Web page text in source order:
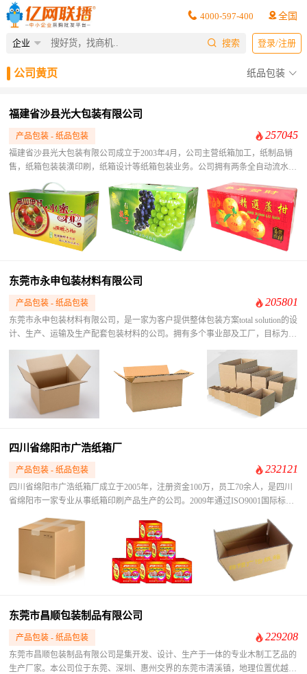
全国
4000-597-400
企业 搜索 登录/注册
公司黄页 纸品包装
福建省沙县光大包装有限公司
产品包装 - 纸品包装 257045
福建省沙县光大包装有限公司成立于2003年4月，公司主营纸箱加工，纸制品销
售，纸箱包装装潢印刷，纸箱设计等纸箱包装业务。公司拥有两条全自动流水作
业生产线，WCX-1600五层瓦楞纸板自动生产线和单面纸板生产线，能生产各种
规格的纸制品包装箱。 所生产的产品BS-BD类瓦楞纸箱按福建省工业产品
执行的国家标准GB654-86生产，符合GB6543-86国家标准，经省质量监督检验站
及省商品出入境检验检疫局检验，BD-1.1瓦楞纸箱为优等品，质量稳定，品质优
良，属同类产品先进水平。
东莞市永申包装材料有限公司
产品包装 - 纸品包装 205801
东莞市永申包装材料有限公司，是一家为客户提供整体包装方案total solution的设
计、生产、运输及生产配套包装材料的公司。拥有多个事业部及工厂，目标为打
造专业包装一体化及服务一体化的实业公司，集团主要业务函盖：纸板、重型纸
箱、防水防潮纸箱、代木纸箱、特殊纸箱、AAA重型纸箱、彩盒、说明书、EPE
珍珠棉，聚酯泡棉产品、等包装类材料。
四川省绵阳市广浩纸箱厂
产品包装 - 纸品包装 232121
四川省绵阳市广浩纸箱厂成立于2005年，注册资金100万，员工70余人，是四川
省绵阳市一家专业从事纸箱印刷产品生产的公司。2009年通过ISO9001国际标准
子电器等各类产品。优秀的员工，先进的技术，精良的设备，严格系统的管理是
公司得以不断发展壮大、产品赢得市场好评的根本所在。“精美、品质、专业”是
我们的生产精神和服务理念。
东莞市昌顺包装制品有限公司
产品包装 - 纸品包装 229208
东莞市昌顺包装制品有限公司是集开发、设计、生产于一体的专业木制工艺品的
生产厂家。本公司位于东莞、深圳、惠州交界的东莞市清溪镇，地理位置优越，